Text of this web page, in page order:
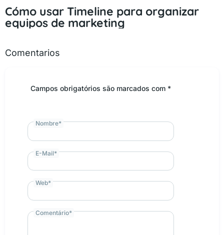
Cómo usar Timeline para organizar
equipos de marketing
Comentarios
Campos obrigatórios são marcados com *
Comentário*
Nombre*
E-Mail*
Web*